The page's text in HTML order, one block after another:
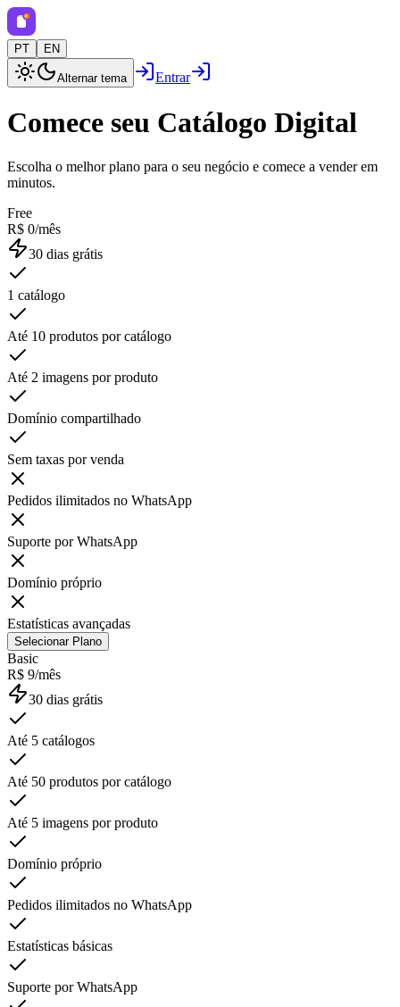
PT EN
Alternar tema Entrar
Comece seu Catálogo Digital
Escolha o melhor plano para o seu negócio e comece a vender em
minutos.
Free
R$ 0/mês
30 dias grátis
1 catálogo
Até 10 produtos por catálogo
Até 2 imagens por produto
Domínio compartilhado
Sem taxas por venda
Pedidos ilimitados no WhatsApp
Suporte por WhatsApp
Domínio próprio
Estatísticas avançadas
Selecionar Plano
Basic
R$ 9/mês
30 dias grátis
Até 5 catálogos
Até 50 produtos por catálogo
Até 5 imagens por produto
Domínio próprio
Pedidos ilimitados no WhatsApp
Estatísticas básicas
Suporte por WhatsApp